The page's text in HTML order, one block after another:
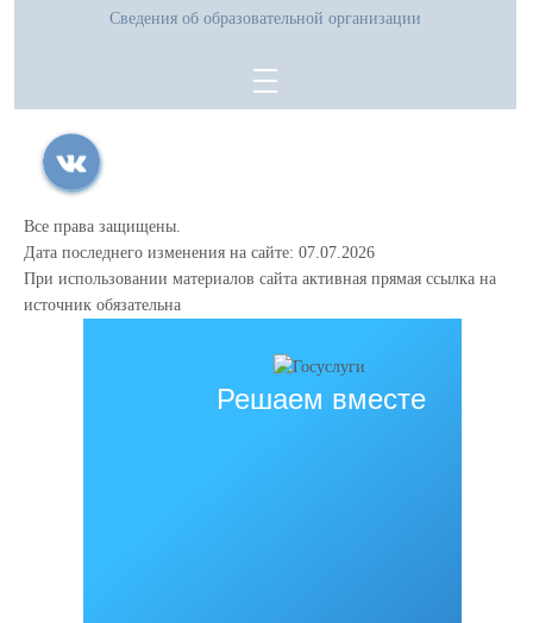
Сведения об образовательной организации
Все права защищены.
Дата последнего изменения на сайте: 07.07.2026
При использовании материалов сайта активная прямая ссылка на
источник обязательна
Решаем вместе